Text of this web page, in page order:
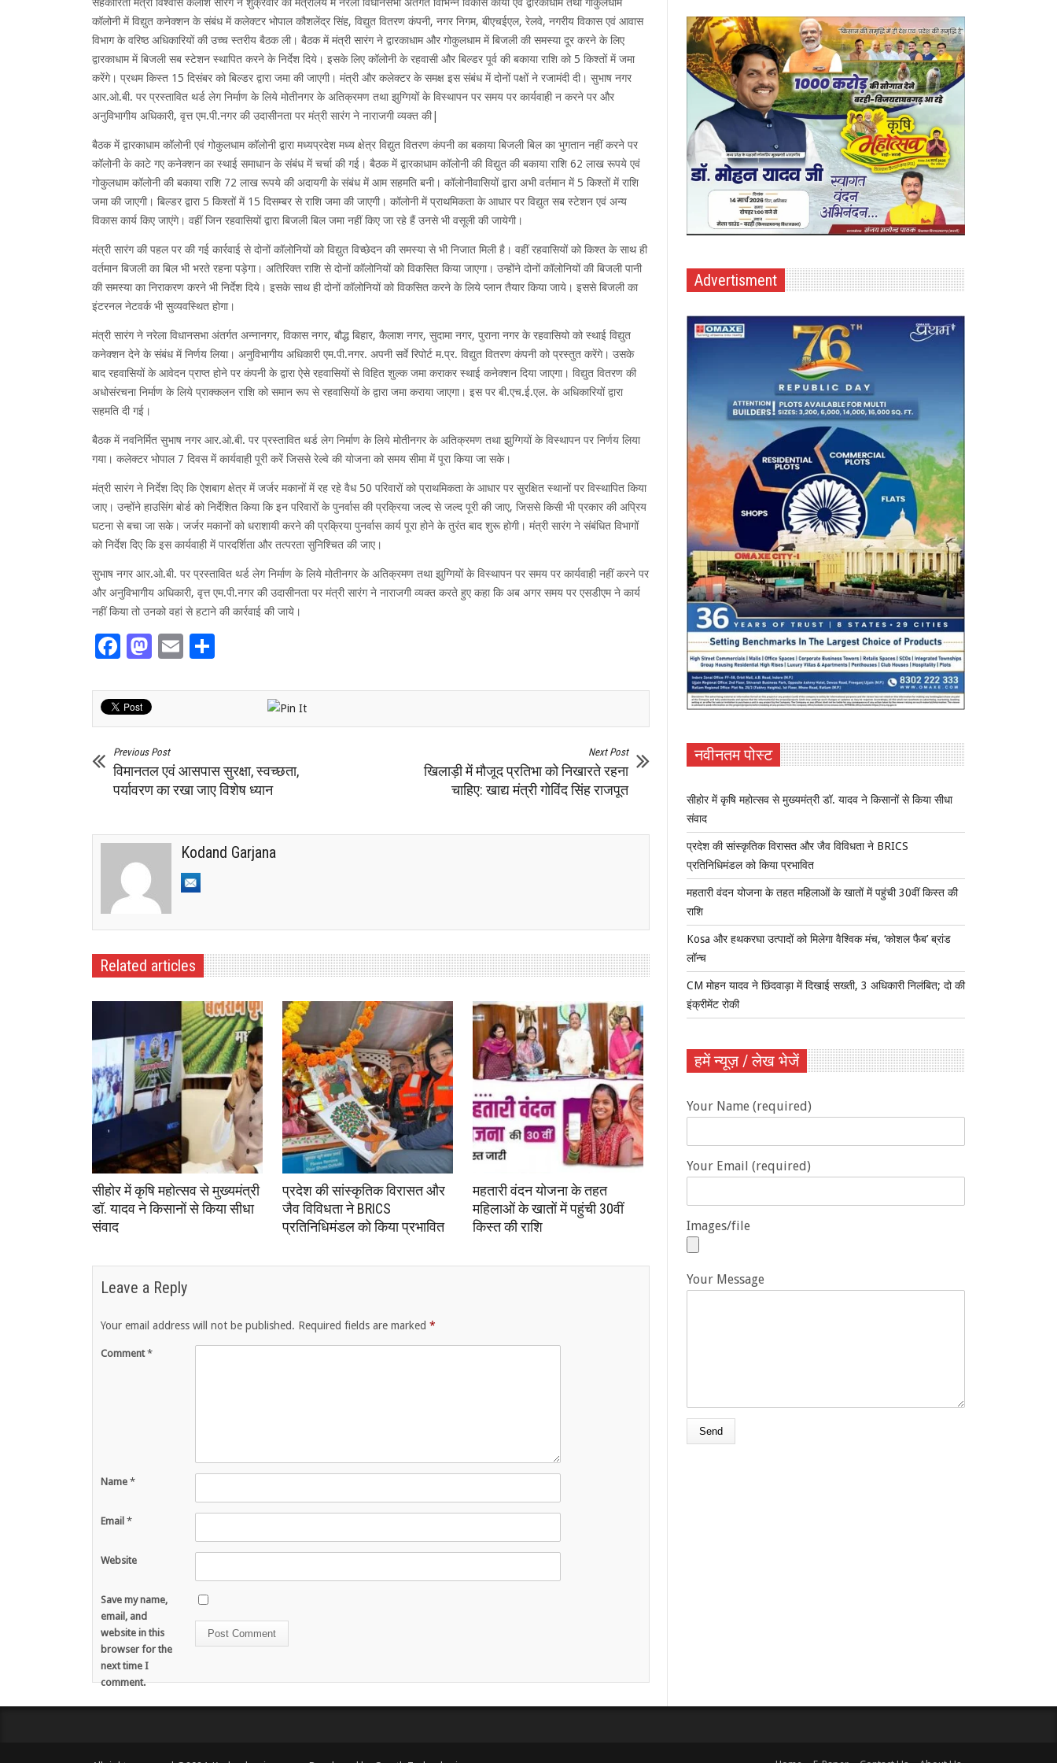
कॉलोनी में विद्युत कनेक्शन के संबंध में कलेक्टर भोपाल कौशलेंद्र सिंह, विद्युत वितरण कंपनी, नगर निगम, बीएचईएल, रेलवे, नगरीय विकास एवं आवास
विभाग के वरिष्ठ अधिकारियों की उच्च स्तरीय बैठक ली। बैठक में मंत्री सारंग ने द्वारकाधाम और गोकुलधाम में बिजली की समस्या दूर करने के लिए
द्वारकाधाम में बिजली सब स्टेशन स्थापित करने के निर्देश दिये। इसके लिए कॉलोनी के रहवासी और बिल्डर पूर्व की बकाया राशि को 5 किश्तों में जमा
करेंगे। प्रथम किस्त 15 दिसंबर को बिल्डर द्वारा जमा की जाएगी। मंत्री और कलेक्टर के समक्ष इस संबंध में दोनों पक्षों ने रजामंदी दी। सुभाष नगर
आर.ओ.बी. पर प्रस्तावित थर्ड लेग निर्माण के लिये मोतीनगर के अतिक्रमण तथा झुग्गियों के विस्थापन पर समय पर कार्यवाही न करने पर और
अनुविभागीय अधिकारी, वृत्त एम.पी.नगर की उदासीनता पर मंत्री सारंग ने नाराजगी व्यक्त की|
बैठक में द्वारकाधाम कॉलोनी एवं गोकुलधाम कॉलोनी द्वारा मध्यप्रदेश मध्य क्षेत्र विद्युत वितरण कंपनी का बकाया बिजली बिल का भुगतान नहीं करने पर
कॉलोनी के काटे गए कनेक्शन का स्थाई समाधान के संबंध में चर्चा की गई। बैठक में द्वारकाधाम कॉलोनी की विद्युत की बकाया राशि 62 लाख रूपये एवं
गोकुलधाम कॉलोनी की बकाया राशि 72 लाख रूपये की अदायगी के संबंध में आम सहमति बनी। कॉलोनीवासियों द्वारा अभी वर्तमान में 5 किश्तों में राशि
जमा की जाएगी। बिल्डर द्वारा 5 किश्तों में 15 दिसम्बर से राशि जमा की जाएगी। कॉलोनी में प्राथमिकता के आधार पर विद्युत सब स्टेशन एवं अन्य
विकास कार्य किए जाएंगे। वहीं जिन रहवासियों द्वारा बिजली बिल जमा नहीं किए जा रहे हैं उनसे भी वसूली की जायेगी।
मंत्री सारंग की पहल पर की गई कार्रवाई से दोनों कॉलोनियों को विद्युत विच्छेदन की समस्या से भी निजात मिली है। वहीं रहवासियों को किश्त के साथ ही
वर्तमान बिजली का बिल भी भरते रहना पड़ेगा। अतिरिक्त राशि से दोनों कॉलोनियों को विकसित किया जाएगा। उन्होंने दोनों कॉलोनियों की बिजली पानी
की समस्या का निराकरण करने भी निर्देश दिये। इसके साथ ही दोनों कॉलोनियों को विकसित करने के लिये प्लान तैयार किया जाये। इससे बिजली का
इंटरनल नेटवर्क भी सुव्यवस्थित होगा।
मंत्री सारंग ने नरेला विधानसभा अंतर्गत अन्नानगर, विकास नगर, बौद्ध बिहार, कैलाश नगर, सुदामा नगर, पुराना नगर के रहवासियो को स्थाई विद्युत
कनेक्शन देने के संबंध में निर्णय लिया। अनुविभागीय अधिकारी एम.पी.नगर. अपनी सर्वे रिपोर्ट म.प्र. विद्युत वितरण कंपनी को प्रस्तुत करेंगे। उसके
बाद रहवासियों के आवेदन प्राप्त होने पर कंपनी के द्वारा ऐसे रहवासियों से विहित शुल्क जमा कराकर स्थाई कनेक्शन दिया जाएगा। विद्युत वितरण की
अधोसंरचना निर्माण के लिये प्राक्कलन राशि को समान रूप से रहवासियों के द्वारा जमा कराया जाएगा। इस पर बी.एच.ई.एल. के अधिकारियों द्वारा
सहमति दी गई।
बैठक में नवनिर्मित सुभाष नगर आर.ओ.बी. पर प्रस्तावित थर्ड लेग निर्माण के लिये मोतीनगर के अतिक्रमण तथा झुग्गियों के विस्थापन पर निर्णय लिया
गया। कलेक्टर भोपाल 7 दिवस में कार्यवाही पूरी करें जिससे रेल्वे की योजना को समय सीमा में पूरा किया जा सके।
मंत्री सारंग ने निर्देश दिए कि ऐशबाग क्षेत्र में जर्जर मकानों में रह रहे वैध 50 परिवारों को प्राथमिकता के आधार पर सुरक्षित स्थानों पर विस्थापित किया
जाए। उन्होंने हाउसिंग बोर्ड को निर्देशित किया कि इन परिवारों के पुनर्वास की प्रक्रिया जल्द से जल्द पूरी की जाए, जिससे किसी भी प्रकार की अप्रिय
घटना से बचा जा सके। जर्जर मकानों को धराशायी करने की प्रक्रिया पुनर्वास कार्य पूरा होने के तुरंत बाद शुरू होगी। मंत्री सारंग ने संबंधित विभागों
को निर्देश दिए कि इस कार्यवाही में पारदर्शिता और तत्परता सुनिश्चित की जाए।
सुभाष नगर आर.ओ.बी. पर प्रस्तावित थर्ड लेग निर्माण के लिये मोतीनगर के अतिक्रमण तथा झुग्गियों के विस्थापन पर समय पर कार्यवाही नहीं करने पर
और अनुविभागीय अधिकारी, वृत्त एम.पी.नगर की उदासीनता पर मंत्री सारंग ने नाराजगी व्यक्त करते हुए कहा कि अब अगर समय पर एसडीएम ने कार्य
नहीं किया तो उनको वहां से हटाने की कार्रवाई की जाये।
Facebook
Mastodon
Email
Previous Post
विमानतल एवं आसपास सुरक्षा, स्वच्छता,
पर्यावरण का रखा जाए विशेष ध्यान
Next Post
खिलाड़ी में मौजूद प्रतिभा को निखारते रहना
चाहिए: खाद्य मंत्री गोविंद सिंह राजपूत
Kodand Garjana
Related articles
सीहोर में कृषि महोत्सव से मुख्यमंत्री
डॉ. यादव ने किसानों से किया सीधा
संवाद
प्रदेश की सांस्कृतिक विरासत और
जैव विविधता ने BRICS
प्रतिनिधिमंडल को किया प्रभावित
महतारी वंदन योजना के तहत
महिलाओं के खातों में पहुंची 30वीं
किस्त की राशि
Leave a Reply
Your email address will not be published. Required fields are marked *
Comment*
Name *
Email *
Website
Save my name,
email, and
website in this
browser for the
next time I
comment.
Advertisment
नवीनतम पोस्ट
सीहोर में कृषि महोत्सव से मुख्यमंत्री डॉ. यादव ने किसानों से किया सीधा
संवाद
प्रदेश की सांस्कृतिक विरासत और जैव विविधता ने BRICS
प्रतिनिधिमंडल को किया प्रभावित
महतारी वंदन योजना के तहत महिलाओं के खातों में पहुंची 30वीं किस्त की
राशि
Kosa और हथकरघा उत्पादों को मिलेगा वैश्विक मंच, ‘कोशल फैब’ ब्रांड
लॉन्च
CM मोहन यादव ने छिंदवाड़ा में दिखाई सख्ती, 3 अधिकारी निलंबित; दो की
इंक्रीमेंट रोकी
हमें न्यूज़ / लेख भेजें
Your Name (required)
Your Email (required)
Images/file
Your Message